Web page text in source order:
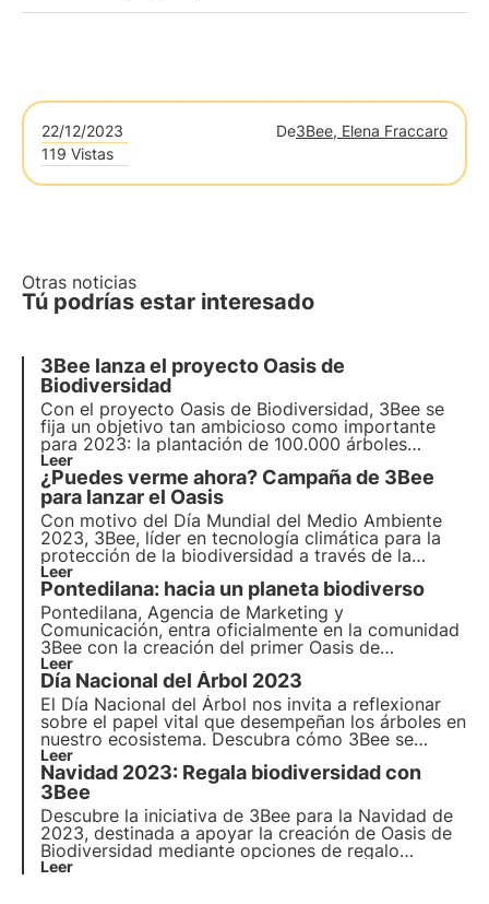
22/12/2023 De3Bee, Elena Fraccaro
119 Vistas
Otras noticias
Tú podrías estar interesado
3Bee lanza el proyecto Oasis de
Biodiversidad
Con el proyecto Oasis de Biodiversidad, 3Bee se
fija un objetivo tan ambicioso como importante
para 2023: la plantación de 100.000 árboles
autóctonos
equivalente de unas 3.500 colmenas, absorbiendo
unas 10.000 toneladas de CO2 al año.
Leer
¿Puedes verme ahora? Campaña de 3Bee
para lanzar el Oasis
Con motivo del Día Mundial del Medio Ambiente
2023, 3Bee, líder en tecnología climática para la
protección de la biodiversidad a través de la
tecnología, lanza una campaña de concienciación
única y atractivaFuera de casaen Roma, Turín y
Milán.
Leer
Pontedilana: hacia un planeta biodiverso
Pontedilana, Agencia de Marketing y
Comunicación, entra oficialmente en la comunidad
3Bee con la creación del primer Oasis de
Biodiversidad del Véneto, compuesto por 50
árboles nectaríferos. La entrevista con Barbara
Pontello, CEO y Fundadora.
Leer
Día Nacional del Árbol 2023
El Día Nacional del Árbol nos invita a reflexionar
sobre el papel vital que desempeñan los árboles en
nuestro ecosistema. Descubra cómo 3Bee se
compromete concretamente a plantar árboles
nectaríferos para proporcionar alimento a los
insectos polinizadores y regenerar la
biodiversidad.
Leer
Navidad 2023: Regala biodiversidad con
3Bee
Descubre la iniciativa de 3Bee para la Navidad de
2023, destinada a apoyar la creación de Oasis de
Biodiversidad mediante opciones de regalo
sostenibles. Como parte de "Regala biodiversidad",
Leer